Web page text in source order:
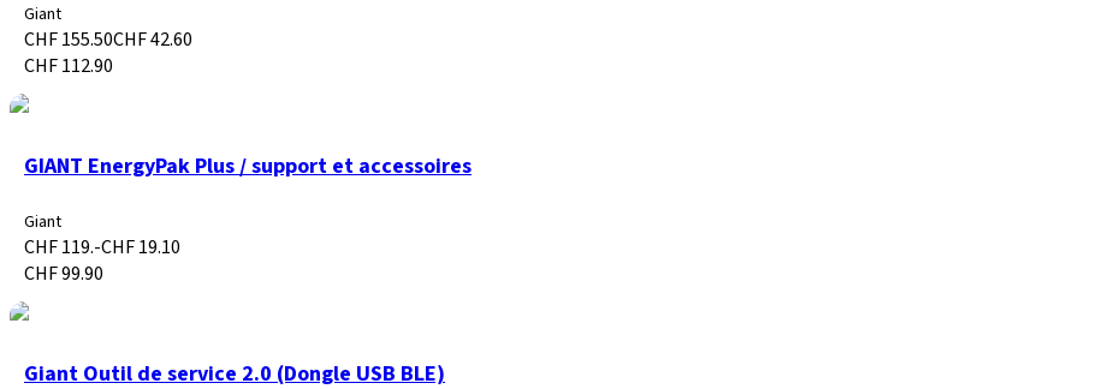
Giant
CHF 155.50CHF 42.60
CHF 112.90
GIANT EnergyPak Plus / support et accessoires
Giant
CHF 119.-CHF 19.10
CHF 99.90
Giant Outil de service 2.0 (Dongle USB BLE)